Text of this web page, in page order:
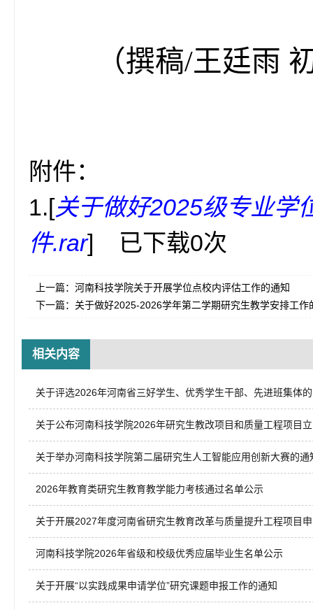
（撰稿/王廷雨
附件：
1.[关于做好2025级专业学
件.rar] 已下载0次
上一篇： 河南科技学院关于开展学位点校内评估工作的通知
下一篇： 关于做好2025-2026学年第二学期研究生教学安排工作
相关内容
关于评选2026年河南省三好学生、优秀学生干部、先进班集体
关于公布河南科技学院2026年研究生教改项目和质量工程项目
关于举办河南科技学院第二届研究生人工智能应用创新大赛的通
2026年教育类研究生教育教学能力考核通过名单公示
关于开展2027年度河南省研究生教育改革与质量提升工程项目
河南科技学院2026年省级和校级优秀应届毕业生名单公示
关于开展“以实践成果申请学位”研究课题申报工作的通知